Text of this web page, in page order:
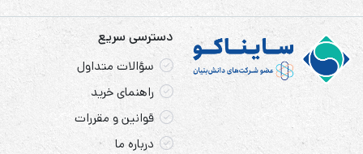
دسترسی سریع
سؤالات متداول
راهنمای خرید
قوانین و مقررات
درباره ما